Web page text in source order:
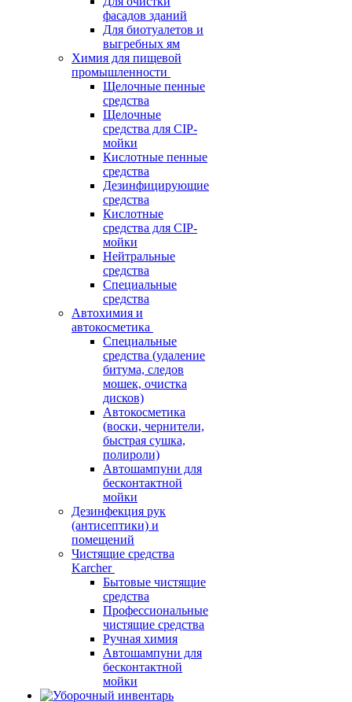
фасадов зданий
Для биотуалетов и
выгребных ям
Химия для пищевой
промышленности
Щелочные пенные
средства
Щелочные
средства для CIP-
мойки
Кислотные пенные
средства
Дезинфицирующие
средства
Кислотные
средства для CIP-
мойки
Нейтральные
средства
Специальные
средства
Автохимия и
автокосметика
Специальные
средства (удаление
битума, следов
мошек, очистка
дисков)
Автокосметика
(воски, чернители,
быстрая сушка,
полироли)
Автошампуни для
бесконтактной
мойки
Дезинфекция рук
(антисептики) и
помещений
Чистящие средства
Karcher
Бытовые чистящие
средства
Профессиональные
чистящие средства
Ручная химия
Автошампуни для
бесконтактной
мойки